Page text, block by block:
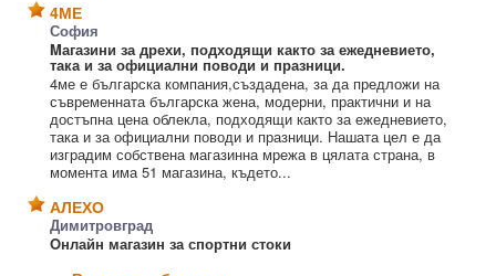
4МЕ
София
Mагазини за дрехи, подходящи както за ежедневието,
така и за официални поводи и празници.
4ме е българска компания,създадена, за да предложи на
съвременната българска жена, модерни, практични и на
достъпна цена облекла, подходящи както за ежедневието,
така и за официални поводи и празници. Нашата цел е да
изградим собствена магазинна мрежа в цялата страна, в
момента има 51 магазина, където...
АЛЕХО
Димитровград
Oнлайн магазин за спортни стоки